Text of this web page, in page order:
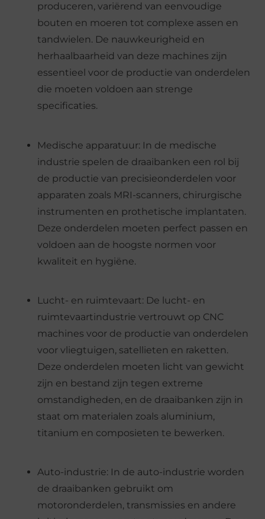
produceren, variërend van eenvoudige
bouten en moeren tot complexe assen en
tandwielen. De nauwkeurigheid en
herhaalbaarheid van deze machines zijn
essentieel voor de productie van onderdelen
die moeten voldoen aan strenge
specificaties.
Medische apparatuur: In de medische
industrie spelen de draaibanken een rol bij
de productie van precisieonderdelen voor
apparaten zoals MRI-scanners, chirurgische
instrumenten en prothetische implantaten.
Deze onderdelen moeten perfect passen en
voldoen aan de hoogste normen voor
kwaliteit en hygiëne.
Lucht- en ruimtevaart: De lucht- en
ruimtevaartindustrie vertrouwt op CNC
machines voor de productie van onderdelen
voor vliegtuigen, satellieten en raketten.
Deze onderdelen moeten licht van gewicht
zijn en bestand zijn tegen extreme
omstandigheden, en de draaibanken zijn in
staat om materialen zoals aluminium,
titanium en composieten te bewerken.
Auto-industrie: In de auto-industrie worden
de draaibanken gebruikt om
motoronderdelen, transmissies en andere